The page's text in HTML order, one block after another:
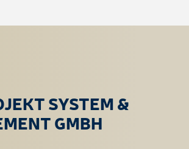
SYSTEM &
GMBH